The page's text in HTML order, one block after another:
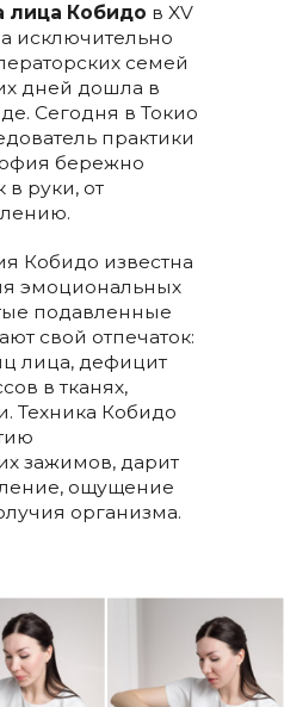
лица Кобидо в XV
исключительно
семей
дней дошла в
Сегодня в Токио
практики
бережно
в руки, от
Кобидо известна
эмоциональных
подавленные
свой отпечаток:
лица, дефицит
в тканях,
Техника Кобидо
зажимов, дарит
ощущение
организма.